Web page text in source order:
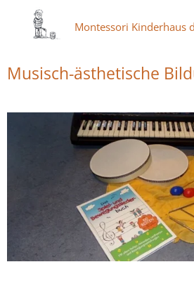
Hauptinhalt
Montessori Kinderhaus
Musisch-ästhetische